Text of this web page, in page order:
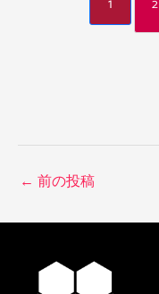
2
← 前の投稿